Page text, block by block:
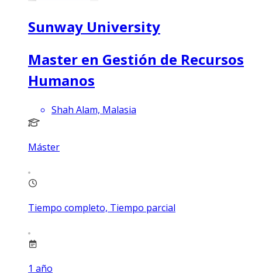
Sunway University
Master en Gestión de Recursos
Humanos
Shah Alam, Malasia
Máster
Tiempo completo, Tiempo parcial
1 año